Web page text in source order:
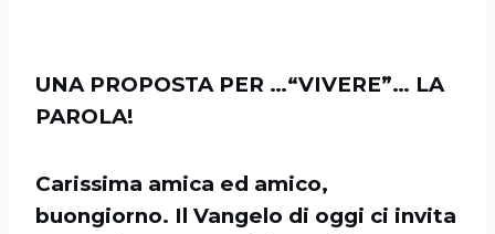
UNA PROPOSTA PER …“VIVERE”… LA
PAROLA!
Carissima amica ed amico,
buongiorno. Il Vangelo di oggi ci invita